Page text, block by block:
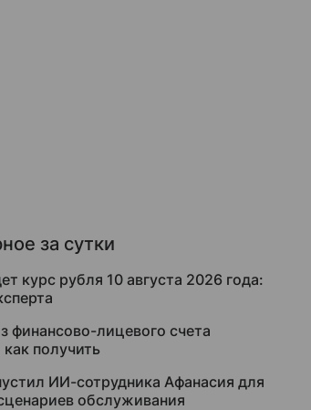
за сутки
курс рубля 10 августа 2026 года:
финансово-лицевого счета
получить
ИИ-сотрудника Афанасия для
обслуживания